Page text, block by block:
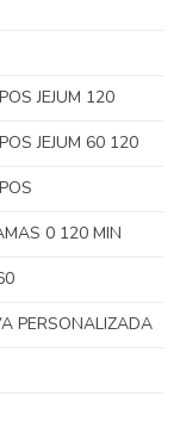
JEJUM 120
JEJUM 60 120
0 120 MIN
PERSONALIZADA